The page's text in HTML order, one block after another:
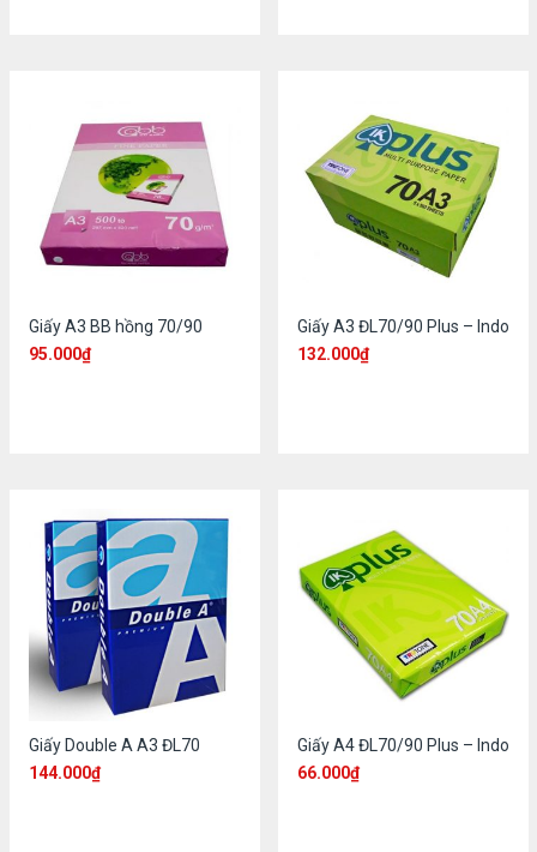
Giấy A3 BB hồng 70/90
95.000₫
Giấy A3 ĐL70/90 Plus – Indo
132.000₫
Giấy Double A A3 ĐL70
144.000₫
Giấy A4 ĐL70/90 Plus – Indo
66.000₫